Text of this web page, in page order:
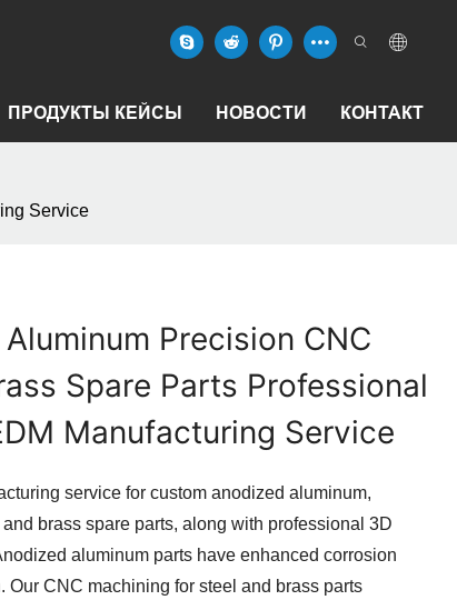
ПРОДУКТЫ КЕЙСЫ НОВОСТИ КОНТАКТ
Service
Precision CNC
Spare Parts Professional
Manufacturing Service
service for custom anodized aluminum,
brass spare parts, along with professional 3D
aluminum parts have enhanced corrosion
Our CNC machining for steel and brass parts